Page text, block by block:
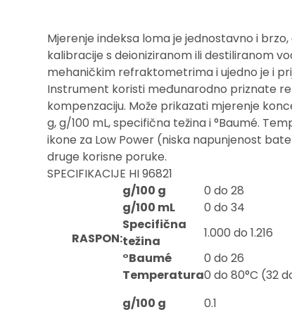
Mjerenje indeksa loma je jednostavno i
kalibracije s deioniziranom ili destiliranom
mehaničkim refraktometrima i ujedno je i
Instrument koristi međunarodno priznate
kompenzaciju. Može prikazati mjerenje
g, g/100 mL, specifična težina i °Baumé.
ikone za Low Power (niska napunjenost
druge korisne poruke.
SPECIFIKACIJE HI 96821
RASPON:
g/100 g
0 do 28
g/100 mL
0 do 34
Specifična
težina
1.000 do 1.216
°Baumé
0 do 26
Temperatura0 do 80°C (32
g/100 g
0.1